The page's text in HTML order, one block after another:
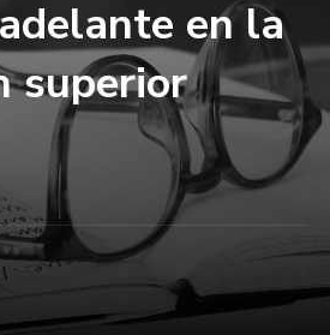
en la
superior